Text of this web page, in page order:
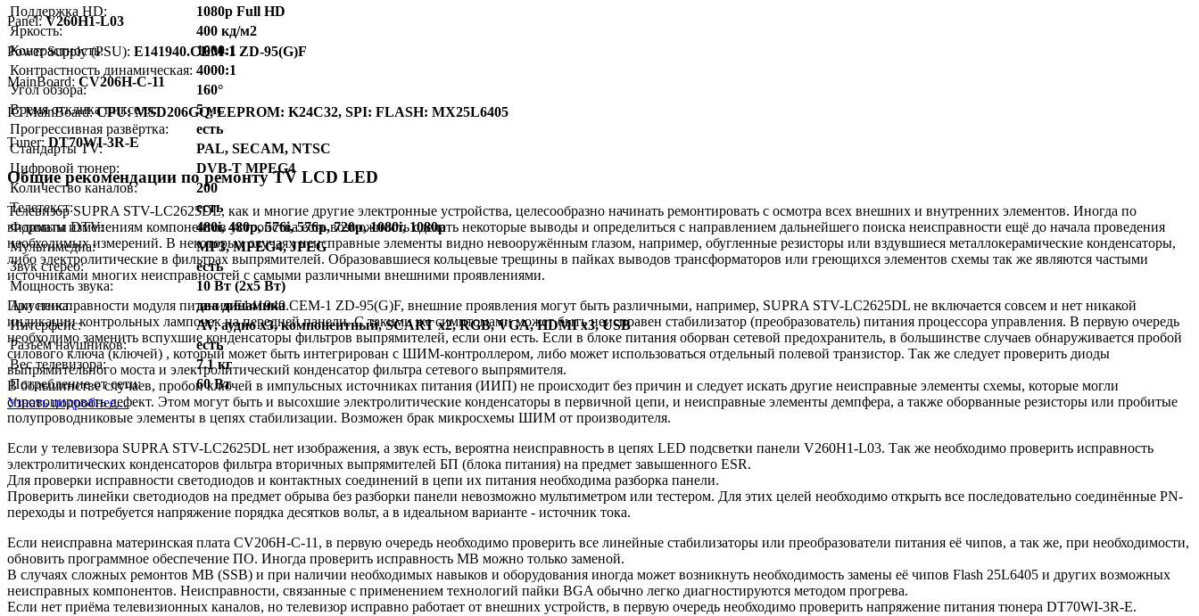
Поддержка HD:
1080p Full HD
Яркость:
400 кд/м2
Контрастность:
1000:1
Контрастность динамическая: 4000:1
Угол обзора:
160°
Время отклика пикселя:
5 мс
Прогрессивная развёртка:
есть
Стандарты TV:
PAL, SECAM, NTSC
Цифровой тюнер:
DVB-T MPEG4
Количество каналов:
200
Телетекст:
есть
Форматы DTV:
480i, 480p, 576i, 576p, 720p, 1080i, 1080p
Мультимедиа:
MP3, MPEG4, JPEG
Звук стерео:
есть
Мощность звука:
10 Вт (2х5 Вт)
Акустика:
два динамика
Интерфейс:
AV, аудио x3, компонентный, SCART x2, RGB, VGA, HDMI x3, USB
Разъём наушников:
есть
Вес телевизора:
7.1 кг
Потребление от сети:
60 Вт
Узнать подробнее...
Panel:V260H1-L03
Power Supply (PSU): E141940.CEM-1 ZD-95(G)F
MainBoard: CV206H-C-11
IC MainBoard:CPU: MSD206GQ, EEPROM: K24C32, SPI: FLASH: MX25L6405
Тuner: DT70WI-3R-E
Общие рекомендации по ремонту TV LCD LED
Телевизор SUPRA STV-LC2625DL, как и многие другие электронные устройства, целесообразно начинать ремонтировать с осмотра всех внешних и внутренних элементов. Иногда по
видимым изменениям компонентов устройства есть возможность сделать некоторые выводы и определиться с направлением дальнейшего поиска неисправности ещё до начала проведения
необходимых измерений. В некоторых случаях неисправные элементы видно невооружённым глазом, например, обугленные резисторы или вздувшиеся металлокерамические конденсаторы,
либо электролитические в фильтрах выпрямителей. Образовавшиеся кольцевые трещины в пайках выводов трансформаторов или греющихся элементов схемы так же являются частыми
источниками многих неисправностей с самыми различными внешними проявлениями.
При неисправности модуля питания E141940.CEM-1 ZD-95(G)F, внешние проявления могут быть различными, например, SUPRA STV-LC2625DL не включается совсем и нет никакой
индикации контрольных лампочек на передней панели. С такими же симптомами может быть неисправен стабилизатор (преобразователь) питания процессора управления. В первую очередь
необходимо заменить вспухшие конденсаторы фильтров выпрямителей, если они есть. Если в блоке питания оборван сетевой предохранитель, в большинстве случаев обнаруживается пробой
силового ключа (ключей) , который может быть интегрирован с ШИМ-контроллером, либо может использоваться отдельный полевой транзистор. Так же следует проверить диоды
выпрямительного моста и электролитический конденсатор фильтра сетевого выпрямителя.
В большинстве случаев, пробои ключей в импульсных источниках питания (ИИП) не происходит без причин и следует искать другие неисправные элементы схемы, которые могли
спровоцировать дефект. Этом могут быть и высохшие электролитические конденсаторы в первичной цепи, и неисправные элементы демпфера, а также оборванные резисторы или пробитые
полупроводниковые элементы в цепях стабилизации. Возможен брак микросхемы ШИМ от производителя.
Если у телевизора SUPRA STV-LC2625DL нет изображения, а звук есть, вероятна неисправность в цепях LED подсветки панели V260H1-L03. Так же необходимо проверить исправность
электролитических конденсаторов фильтра вторичных выпрямителей БП (блока питания) на предмет завышенного ESR.
Для проверки исправности светодиодов и контактных соединений в цепи их питания необходима разборка панели.
Проверить линейки светодиодов на предмет обрыва без разборки панели невозможно мультиметром или тестером. Для этих целей необходимо открыть все последовательно соединённые PN-
переходы и потребуется напряжение порядка десятков вольт, а в идеальном варианте - источник тока.
Если неисправна материнская плата CV206H-C-11, в первую очередь необходимо проверить все линейные стабилизаторы или преобразователи питания её чипов, а так же, при необходимости,
обновить программное обеспечение ПО. Иногда проверить исправность MB можно только заменой.
В случаях сложных ремонтов MB (SSB) и при наличии необходимых навыков и оборудования иногда может возникнуть необходимость замены её чипов Flash 25L6405 и других возможных
неисправных компонентов. Неисправности, связанные с применением технологий пайки BGA обычно легко диагностируются методом прогрева.
Если нет приёма телевизионных каналов, но телевизор исправно работает от внешних устройств, в первую очередь необходимо проверить напряжение питания тюнера DT70WI-3R-E.